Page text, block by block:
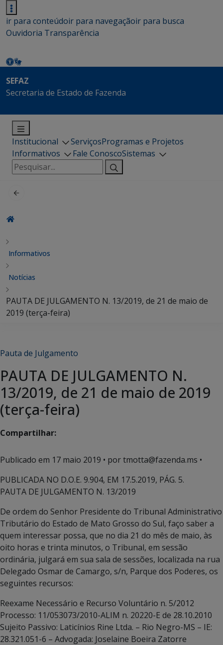
ir para conteúdoir para navegaçãoir para busca
Ouvidoria Transparência
SEFAZ
Secretaria de Estado de Fazenda
Institucional ServiçosProgramas e Projetos
Informativos
Fale ConoscoSistemas
Pesquisar
por:
Informativos
Notícias
PAUTA DE JULGAMENTO N. 13/2019, de 21 de maio de
2019 (terça-feira)
Pauta de Julgamento
PAUTA DE JULGAMENTO N.
13/2019, de 21 de maio de 2019
(terça-feira)
Compartilhar:
Publicado em 17 maio 2019 • por tmotta@fazenda.ms •
PUBLICADA NO D.O.E. 9.904, EM 17.5.2019, PÁG. 5.
PAUTA DE JULGAMENTO N. 13/2019
De ordem do Senhor Presidente do Tribunal Administrativo
Tributário do Estado de Mato Grosso do Sul, faço saber a
quem interessar possa, que no dia 21 do mês de maio, às
oito horas e trinta minutos, o Tribunal, em sessão
ordinária, julgará em sua sala de sessões, localizada na rua
Delegado Osmar de Camargo, s/n, Parque dos Poderes, os
seguintes recursos:
Reexame Necessário e Recurso Voluntário n. 5/2012
Processo: 11/053073/2010-ALIM n. 20220-E de 28.10.2010
Sujeito Passivo: Laticínios Rine Ltda. – Rio Negro-MS – IE:
28.321.051-6 – Advogada: Joselaine Boeira Zatorre